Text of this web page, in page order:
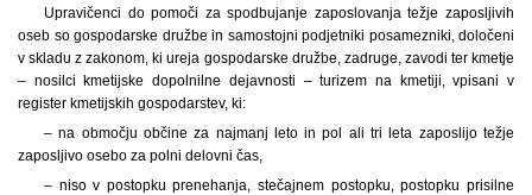
Upravičenci do pomoči za spodbujanje zaposlovanja težje zaposljivih
oseb so gospodarske družbe in samostojni podjetniki posamezniki, določeni
v skladu z zakonom, ki ureja gospodarske družbe, zadruge, zavodi ter kmetje
– nosilci kmetijske dopolnilne dejavnosti – turizem na kmetiji, vpisani v
register kmetijskih gospodarstev, ki:
– na območju občine za najmanj leto in pol ali tri leta zaposlijo težje
zaposljivo osebo za polni delovni čas,
– niso v postopku prenehanja, stečajnem postopku, postopku prisilne